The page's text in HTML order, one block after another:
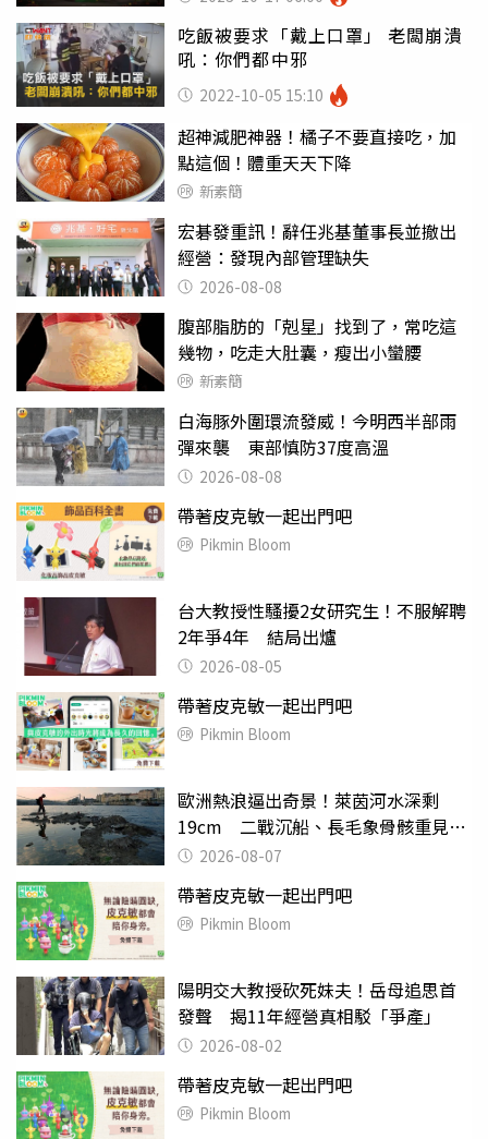
吃飯被要求「戴上口罩」 老闆崩潰
吼：你們都中邪
2022-10-05 15:10
超神減肥神器！橘子不要直接吃，加
點這個！體重天天下降
新素簡
宏碁發重訊！辭任兆基董事長並撤出
經營：發現內部管理缺失
2026-08-08
腹部脂肪的「剋星」找到了，常吃這
幾物，吃走大肚囊，瘦出小蠻腰
新素簡
白海豚外圍環流發威！今明西半部雨
彈來襲 東部慎防37度高溫
2026-08-08
帶著皮克敏一起出門吧
Pikmin Bloom
台大教授性騷擾2女研究生！不服解聘
2年爭4年 結局出爐
2026-08-05
帶著皮克敏一起出門吧
Pikmin Bloom
歐洲熱浪逼出奇景！萊茵河水深剩
19cm 二戰沉船、長毛象骨骸重見天
日 2026-08-07
帶著皮克敏一起出門吧
Pikmin Bloom
陽明交大教授砍死妹夫！岳母追思首
發聲 揭11年經營真相駁「爭產」
2026-08-02
帶著皮克敏一起出門吧
Pikmin Bloom